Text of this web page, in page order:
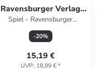
Ravensburger Verlag
GmbH
Spiel - Ravensburger
Kinderpuzzle 06956 - Zeit für
Spiel und Spaß -
-20%
15,19 €
UVP: 18,99 €*